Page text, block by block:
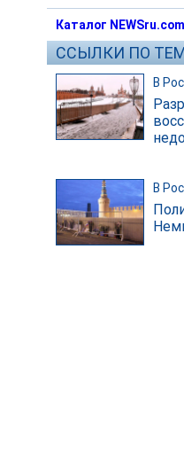
Каталог NEWSru.com
ССЫЛКИ ПО
В
В